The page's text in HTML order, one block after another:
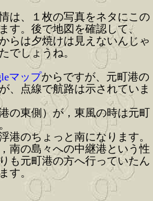
は、１枚の写真をネタにこの
す。後で地図を確認して、
らは夕焼けは見えないんじゃ
でしょうね。
マップからですが、元町港の
、点線で航路は示されていま
の東側）が，東風の時は元町
港のちょっと南になります。
南の島々への中継港という性
も元町港の方へ行っていたん
す。